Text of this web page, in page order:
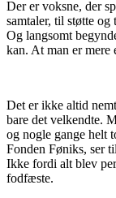
Der er voksne, der
samtaler, til støtte
Og langsomt
kan. At man er mere
Det er ikke altid
bare det velkendte.
og nogle gange helt
Fonden Føniks, ser
Ikke fordi alt blev
fodfæste.